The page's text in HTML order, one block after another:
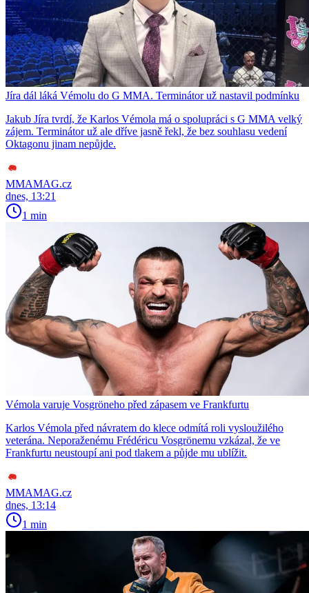
Jíra dál láká Vémolu do G MMA. Terminátor už nastavil podmínku
Jakub Jíra tvrdí, že Karlos Vémola má o spolupráci s G MMA velký
zájem. Terminátor už ale dříve jasně řekl, že bez souhlasu vedení
Oktagonu jinam nepůjde.
MMAMAG.cz
dnes, 13:21
1 min
Vémola varuje Vosgröneho před zápasem ve Frankfurtu
Karlos Vémola před návratem do klece odmítá roli vysloužilého
veterána. Neporaženému Frédéricu Vosgrönemu vzkázal, že ve
Frankfurtu neustoupí ani pod tlakem a půjde mu ublížit.
MMAMAG.cz
dnes, 13:14
1 min